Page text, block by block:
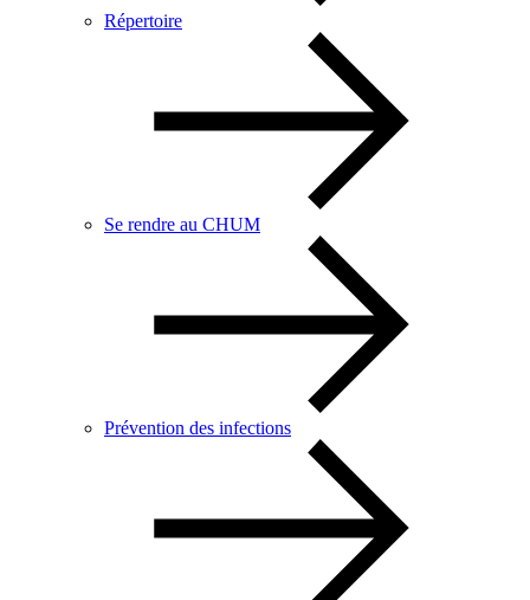
Répertoire
Se rendre au CHUM
Prévention des infections